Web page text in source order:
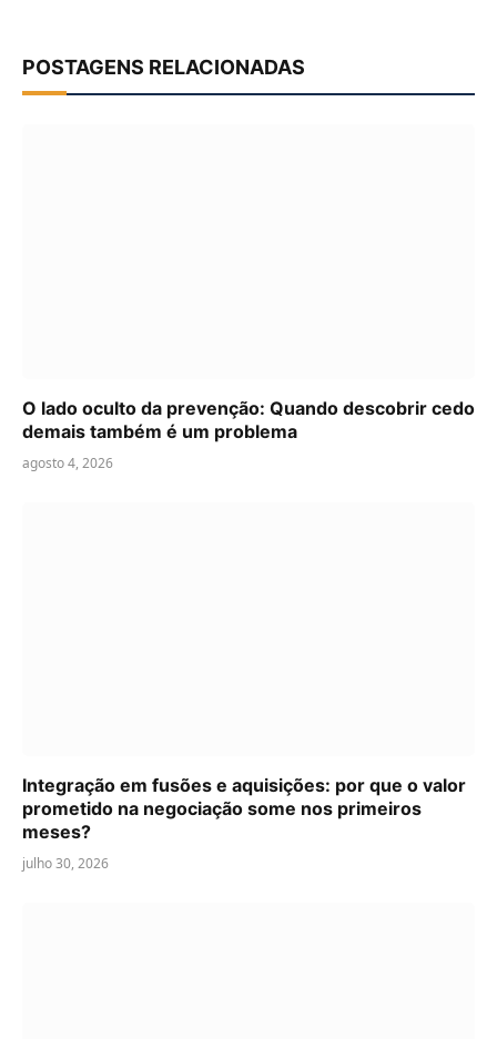
POSTAGENS RELACIONADAS
O lado oculto da prevenção: Quando descobrir cedo
demais também é um problema
agosto 4, 2026
Integração em fusões e aquisições: por que o valor
prometido na negociação some nos primeiros
meses?
julho 30, 2026